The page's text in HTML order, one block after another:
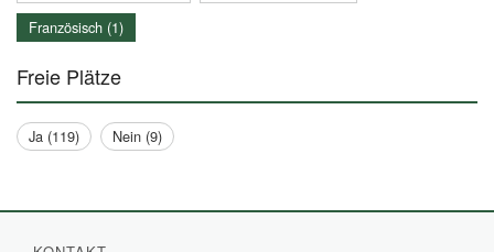
Französisch (1)
Freie Plätze
Ja (119) Nein (9)